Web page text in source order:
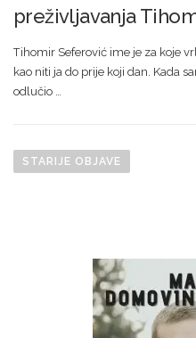
preživljavanja
Tihomir Seferović ime je za koje
kao niti ja do prije koji dan. Kada
odlučio …
aSTARIJE OBJAVE